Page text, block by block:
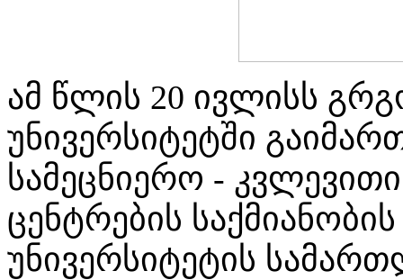
ამ წლის 20 ივლისს
უნივერსიტეტში
სამეცნიერო -
ცენტრების
უნივერსიტეტის